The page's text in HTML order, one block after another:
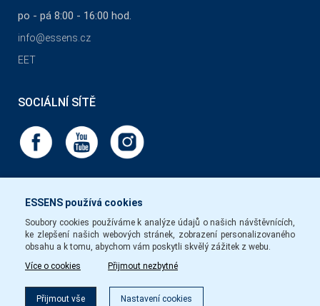
Filtr
ESSENS používá cookies
Soubory cookies používáme k analýze údajů o našich návštěvnících,
ke zlepšení našich webových stránek, zobrazení personalizovaného
obsahu a k tomu, abychom vám poskytli skvělý zážitek z webu.
Více o cookies
Přijmout nezbytné
Přijmout vše Nastavení cookies
po - pá 8:00 - 16:00 hod.
info@essens.cz
EET
SOCIÁLNÍ SÍTĚ